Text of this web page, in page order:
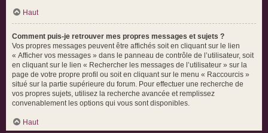
Haut
Comment puis-je retrouver mes propres messages et sujets ?
Vos propres messages peuvent être affichés soit en cliquant sur le lien
« Afficher vos messages » dans le panneau de contrôle de l’utilisateur, soit
en cliquant sur le lien « Rechercher les messages de l’utilisateur » sur la
page de votre propre profil ou soit en cliquant sur le menu « Raccourcis »
situé sur la partie supérieure du forum. Pour effectuer une recherche de
vos propres sujets, utilisez la recherche avancée et remplissez
convenablement les options qui vous sont disponibles.
Haut